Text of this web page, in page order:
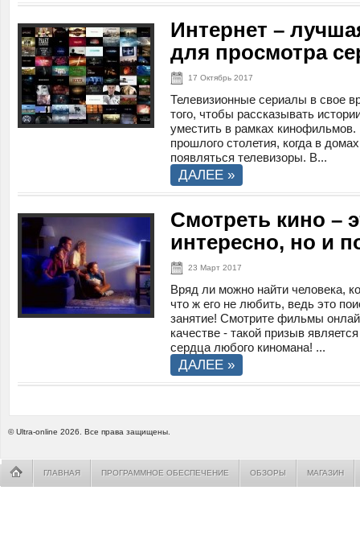
Интернет –
для просмотра
17 Октябрь 2017
Телевизионные сериалы в свое
того, чтобы рассказывать
уместить в рамках
прошлого столетия, когда в
появляться телевизоры. В...
ДАЛЕЕ »
Смотреть кино –
интересно, но и
23 Март 2017
Вряд ли можно найти человека,
что ж его не любить, ведь это
занятие! Смотрите фильмы
качестве - такой призыв
сердца любого киномана! ...
ДАЛЕЕ »
© Ultra-online 2026. Все права защищены.
ГЛАВНАЯ ПРОГРАММНОЕ ОБЕСПЕЧЕНИЕ ОБЗОРЫ МАГАЗИН